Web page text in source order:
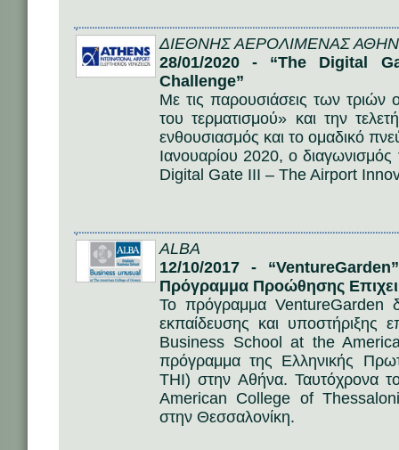
ΔΙΕΘΝΗΣ ΑΕΡΟΛΙΜΕΝΑΣ
28/01/2020 - “The Digital
Challenge”
Με τις παρουσιάσεις των
του τερματισμού» και την
ενθουσιασμός και το ομαδικό
Ιανουαρίου 2020, o
Digital Gate III – The Airport
ALBA
12/10/2017 -
Πρόγραμμα Προώθησης
Το πρόγραμμα VentureGarden
εκπαίδευσης και υποστήριξης
Business School at the
πρόγραμμα της Ελληνικής
THI) στην Αθήνα. Ταυτόχρονα
American College of
στην Θεσσαλονίκη.